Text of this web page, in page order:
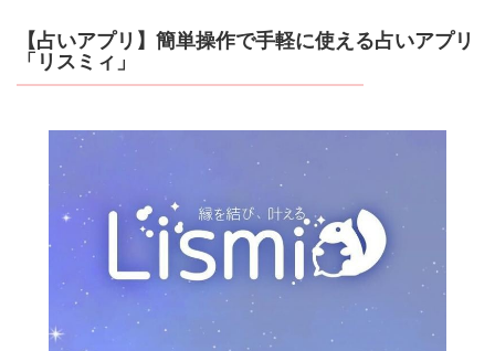
【占いアプリ】簡単操作で手軽に使える占いアプリ
「リスミィ」